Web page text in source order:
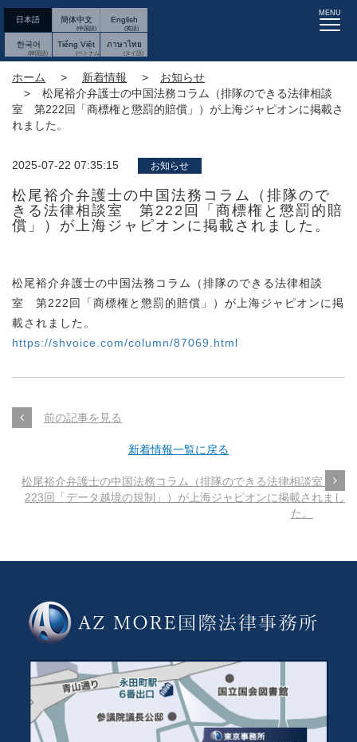
日本語 簡体中文 English
한국어 Tiếng Việt ภาษาไทย
MENU
ホーム 新着情報
お知らせ
松尾裕介弁護士の中国法務コラム（排隊のできる法律相談
室 第222回「商標権と懲罰的賠償」）が上海ジャピオンに掲載さ
れました。
2025-07-22 07:35:15 お知らせ
松尾裕介弁護士の中国法務コラム（排隊ので
きる法律相談室 第222回「商標権と懲罰的賠
償」）が上海ジャピオンに掲載されました。
松尾裕介弁護士の中国法務コラム（排隊のできる法律相談
室 第222回「商標権と懲罰的賠償」）が上海ジャピオンに掲
載されました。
https://shvoice.com/column/87069.html
前の記事を見る
新着情報一覧に戻る
松尾裕介弁護士の中国法務コラム（排隊のできる法律相談室 第
223回「データ越境の規制」）が上海ジャピオンに掲載されまし
た。